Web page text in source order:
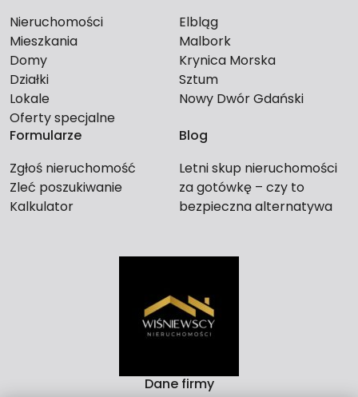
Nieruchomości
Mieszkania
Domy
Działki
Lokale
Oferty specjalne
Elbląg
Malbork
Krynica Morska
Sztum
Nowy Dwór Gdański
Formularze
Zgłoś nieruchomość
Zleć poszukiwanie
Kalkulator
Blog
Letni skup nieruchomości
za gotówkę – czy to
bezpieczna alternatywa
Dane firmy